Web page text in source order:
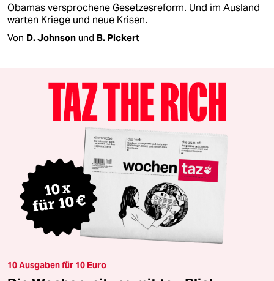
Obamas versprochene Gesetzesreform. Und im Ausland
warten Kriege und neue Krisen.
Von D. Johnson und B. Pickert
10 Ausgaben für 10 Euro